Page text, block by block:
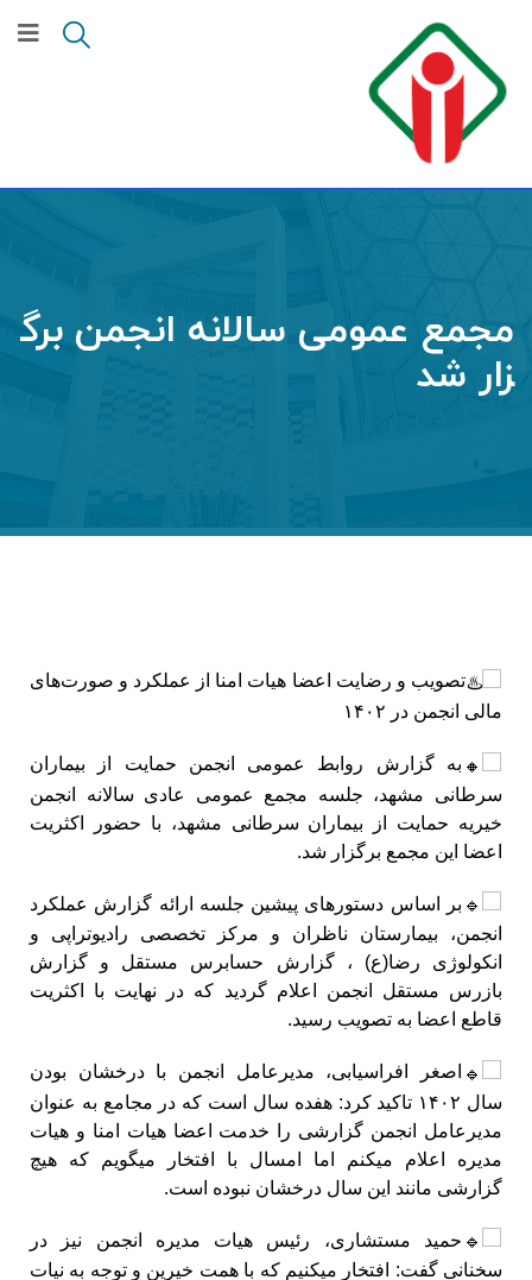
مجمع عمومی سالانه انجمن برگ
زار شد
تصویب و رضایت اعضا هیات امنا از عملکرد و صورت‌های
مالی انجمن در ۱۴۰۲
به گزارش روابط عمومی انجمن حمایت از بیماران
سرطانی مشهد، جلسه مجمع عمومی عادی سالانه انجمن
خیریه حمایت از بیماران سرطانی مشهد، با حضور اکثریت
اعضا این مجمع برگزار شد.
بر اساس دستورهای پیشین جلسه ارائه گزارش عملکرد
انجمن، بیمارستان ناظران و مرکز تخصصی رادیوتراپی و
انکولوژی رضا(ع) ، گزارش حسابرس مستقل و گزارش
بازرس مستقل انجمن اعلام گردید که در نهایت با اکثریت
قاطع اعضا به تصویب رسید.
اصغر افراسیابی، مدیرعامل انجمن با درخشان بودن
سال ۱۴۰۲ تاکید کرد: هفده سال است که در مجامع به عنوان
مدیرعامل انجمن گزارشی را خدمت اعضا هیات امنا و هیات
مدیره اعلام میکنم اما امسال با افتخار میگویم که هیچ
گزارشی مانند این سال درخشان نبوده است.
حمید مستشاری، رئیس هیات مدیره انجمن نیز در
سخنانی گفت: افتخار میکنیم که با همت خیرین و توجه به نیات